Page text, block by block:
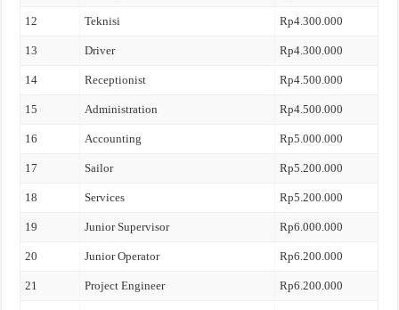
12 Teknisi Rp4.300.000
13 Driver Rp4.300.000
14 Receptionist Rp4.500.000
15 Administration Rp4.500.000
16 Accounting Rp5.000.000
17 Sailor Rp5.200.000
18 Services Rp5.200.000
19 Junior Supervisor Rp6.000.000
20 Junior Operator Rp6.200.000
21 Project Engineer Rp6.200.000